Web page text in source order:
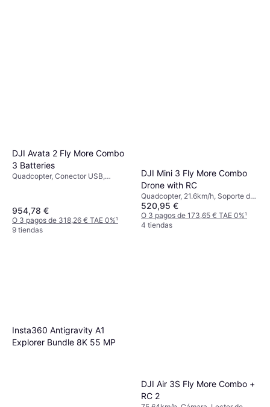
DJI Avata 2 Fly More Combo
3 Batteries
Quadcopter, Conector USB,
primera persona (FPV), Wi-Fi
954,78 €
O 3 pagos de 318,26 € TAE 0%¹
9 tiendas
DJI Mini 3 Fly More Combo
Drone with RC
Quadcopter, 21.6km/h, Soporte de
cardán, Cámara, Conector USB,
Lector de tarjetas de memoria, Wi-
Fi, Bluetooth
520,95 €
O 3 pagos de 173,65 € TAE 0%¹
4 tiendas
Insta360 Antigravity A1
Explorer Bundle 8K 55 MP
DJI Air 3S Fly More Combo +
RC 2